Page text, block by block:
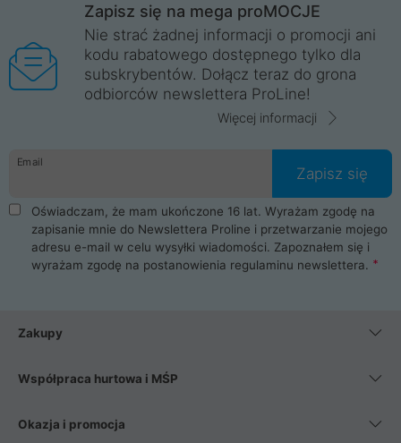
Wrocław, Poznań, Legnica, Katowice, Gliwice, Kalisz, Bytom,
Trzebnica, Opole. Szybka i profesjonalna obsługa!
ProLine to polska firma ze 100% polskim kapitałem. Działamy
legalnie i płacimy podatki w naszym kraju! Posiadamy siedzibę
główną w Mirkowie oraz salony na terenie kraju. Cała
komunikacja ze sklepem komputerowym ProLine jest
danych osobowych. Dlatego zakup notebooka albo laptopa w
ProLine to czysta przyjemność i pełne bezpieczeństwo.
Zaopatrzysz się u nas w akcesoria i części komputerowe
takie jak procesory, karty graficzne, płyty główne, pamięci,
dyski SSD, M.2 oraz HDD. Nasi pracownicy pomogą Ci wybrać
najlepszy zasilacz komputerowy oraz obudowę do komputera.
Poza komputerami mamy również najlepsze na rynku
Smartfony takich producentów jak Xiaomi, Apple, Samsung i
wentylatory. Na koniec mając już to wszystko, możesz
Zapisz się na mega proMOCJE
Nie strać żadnej informacji o promocji ani
kodu rabatowego dostępnego tylko dla
subskrybentów. Dołącz teraz do grona
odbiorców newslettera ProLine!
Więcej informacji
Email
Zapisz się
Oświadczam, że mam ukończone 16 lat. Wyrażam zgodę na
zapisanie mnie do Newslettera Proline i przetwarzanie mojego
adresu e-mail w celu wysyłki wiadomości. Zapoznałem się i
wyrażam zgodę na postanowienia regulaminu newslettera.
Zakupy
Współpraca hurtowa i MŚP
Okazja i promocja